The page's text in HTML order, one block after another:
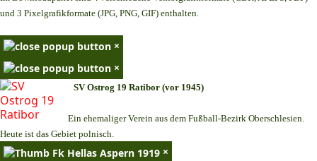
und 3 Pixelgrafikformate (JPG, PNG, GIF) enthalten.
×
×
SV Ostrog 19 Ratibor (vor 1945)
Ein ehemaliger Verein aus dem Fußball-Bezirk Oberschlesien.
Heute ist das Gebiet polnisch.
×